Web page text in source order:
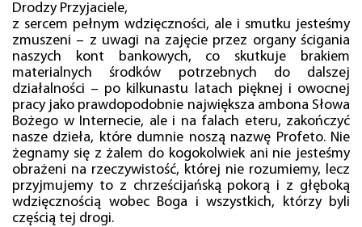
Drodzy Przyjaciele,
z sercem pełnym wdzięczności, ale i smutku jesteśmy
zmuszeni – z uwagi na zajęcie przez organy ścigania
naszych kont bankowych, co skutkuje brakiem
materialnych środków potrzebnych do dalszej
działalności – po kilkunastu latach pięknej i owocnej
pracy jako prawdopodobnie największa ambona Słowa
Bożego w Internecie, ale i na falach eteru, zakończyć
nasze dzieła, które dumnie noszą nazwę Profeto. Nie
żegnamy się z żalem do kogokolwiek ani nie jesteśmy
obrażeni na rzeczywistość, której nie rozumiemy, lecz
przyjmujemy to z chrześcijańską pokorą i z głęboką
wdzięcznością wobec Boga i wszystkich, którzy byli
częścią tej drogi.